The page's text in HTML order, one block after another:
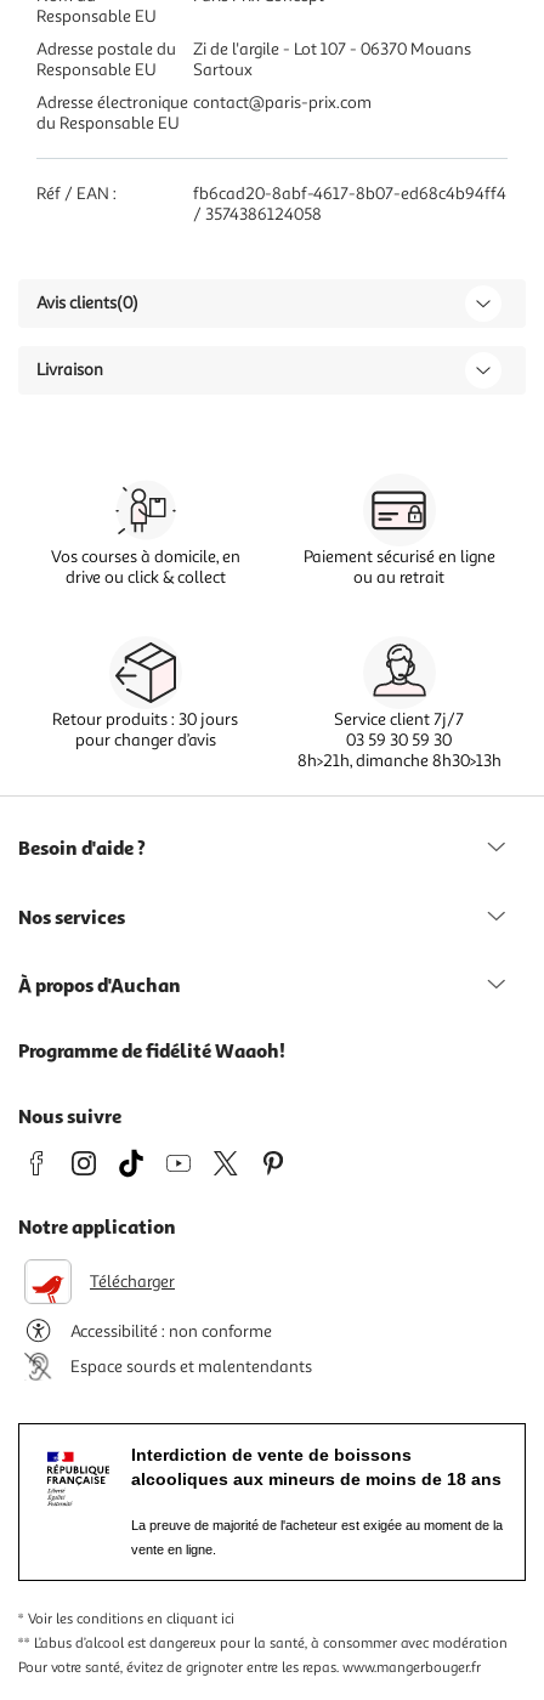
Responsable EU
Adresse postale du
Responsable EU
Zi de l'argile - Lot 107 - 06370 Mouans
Sartoux
Adresse électronique
du Responsable EU
contact@paris-prix.com
Réf / EAN :
fb6cad20-8abf-4617-8b07-ed68c4b94ff4
/ 3574386124058
Avis clients(0)
Livraison
Vos courses à domicile, en
drive ou click & collect
Paiement sécurisé en ligne
ou au retrait
Retour produits : 30 jours
pour changer d’avis
Service client 7j/7
03 59 30 59 30
8h>21h, dimanche 8h30>13h
Besoin d'aide ?
Nos services
À propos d'Auchan
Programme de fidélité Waaoh!
Nous suivre
Notre application
Télécharger
Accessibilité : non conforme
Espace sourds et malentendants
Interdiction de vente de boissons
alcooliques aux mineurs de moins de 18 ans
La preuve de majorité de l'acheteur est exigée au moment de la
vente en ligne.
* Voir les conditions en cliquant ici
** L’abus d’alcool est dangereux pour la santé, à consommer avec modération
Pour votre santé, évitez de grignoter entre les repas. www.mangerbouger.fr